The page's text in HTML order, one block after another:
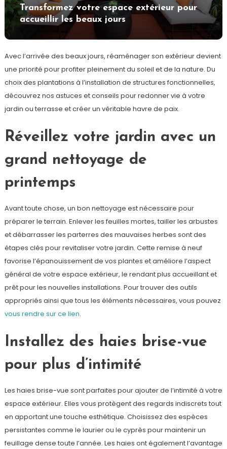
Transformez votre espace extérieur pour
accueillir les beaux jours
Avec l’arrivée des beaux jours, réaménager son extérieur devient
une priorité pour profiter pleinement du soleil et de la nature. Du
choix des plantations à l’installation de structures fonctionnelles,
découvrez nos astuces et conseils pour redonner vie à votre
jardin ou terrasse et créer un véritable havre de paix.
Réveillez votre jardin avec un
grand nettoyage de
printemps
Avant toute chose, un bon nettoyage est nécessaire pour
préparer le terrain. Enlever les feuilles mortes, tailler les arbustes
et débarrasser les parterres des mauvaises herbes sont des
étapes clés pour revitaliser votre jardin. Cette remise à neuf
favorise l’épanouissement de vos plantes et améliore l’aspect
général de votre espace extérieur, le rendant plus accueillant et
prêt pour les nouvelles installations. Pour trouver des outils
appropriés ainsi que tous les éléments nécessaires, vous pouvez
vous rendre sur ce lien.
Installez des haies brise-vue
pour plus d’intimité
Les haies brise-vue sont parfaites pour ajouter de l’intimité à votre
espace extérieur. Elles vous protègent des regards indiscrets tout
en apportant une touche esthétique. Choisissez des espèces
persistantes comme le laurier ou le cyprès pour maintenir un
feuillage dense toute l’année. Les haies ont également l’avantage